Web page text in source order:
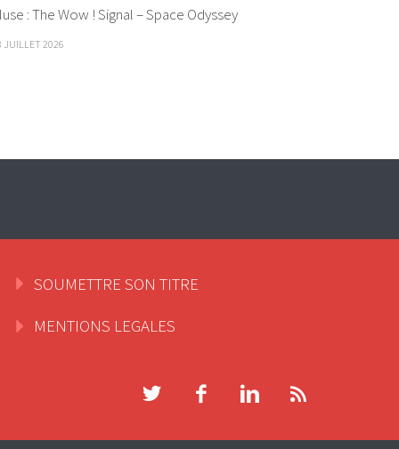
: The Wow ! Signal – Space Odyssey
JUILLET 2026
SOUMETTRE SON TITRE
MENTIONS LEGALES